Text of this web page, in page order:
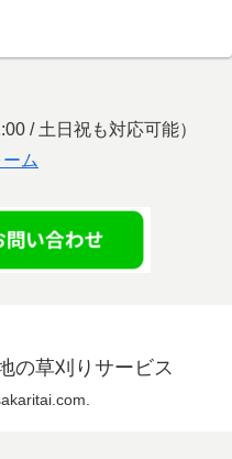
/ 土日祝も対応可能）
ム
の草刈りサービス